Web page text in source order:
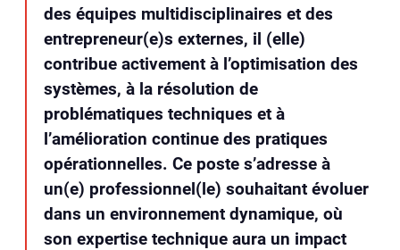
des équipes multidisciplinaires et des
entrepreneur(e)s externes, il (elle)
contribue activement à l’optimisation des
systèmes, à la résolution de
problématiques techniques et à
l’amélioration continue des pratiques
opérationnelles. Ce poste s’adresse à
un(e) professionnel(le) souhaitant évoluer
dans un environnement dynamique, où
son expertise technique aura un impact